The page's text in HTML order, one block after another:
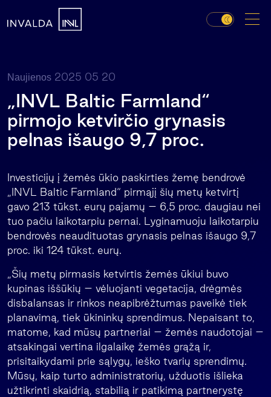
Naujienos 2025 05 20
„INVL Baltic Farmland“
pirmojo ketvirčio grynasis
pelnas išaugo 9,7 proc.
Investicijų į žemės ūkio paskirties žemę bendrovė
„INVL Baltic Farmland“ pirmąjį šių metų ketvirtį
gavo 213 tūkst. eurų pajamų – 6,5 proc. daugiau nei
tuo pačiu laikotarpiu pernai. Lyginamuoju laikotarpiu
bendrovės neaudituotas grynasis pelnas išaugo 9,7
proc. iki 124 tūkst. eurų.
„Šių metų pirmasis ketvirtis žemės ūkiui buvo
kupinas iššūkių – vėluojanti vegetacija, drėgmės
disbalansas ir rinkos neapibrėžtumas paveikė tiek
planavimą, tiek ūkininkų sprendimus. Nepaisant to,
matome, kad mūsų partneriai – žemės naudotojai –
atsakingai vertina ilgalaikę žemės grąžą ir,
prisitaikydami prie sąlygų, ieško tvarių sprendimų.
Mūsų, kaip turto administratorių, užduotis išlieka
užtikrinti skaidrią, stabilią ir patikimą partnerystę